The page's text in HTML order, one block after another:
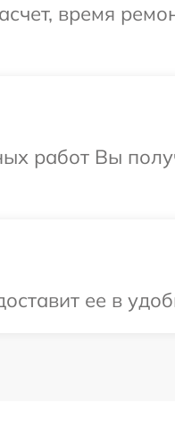
время
работ Вы
ее в